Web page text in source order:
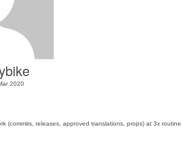
2020
(commits, releases, approved translations, props) at 3x routine